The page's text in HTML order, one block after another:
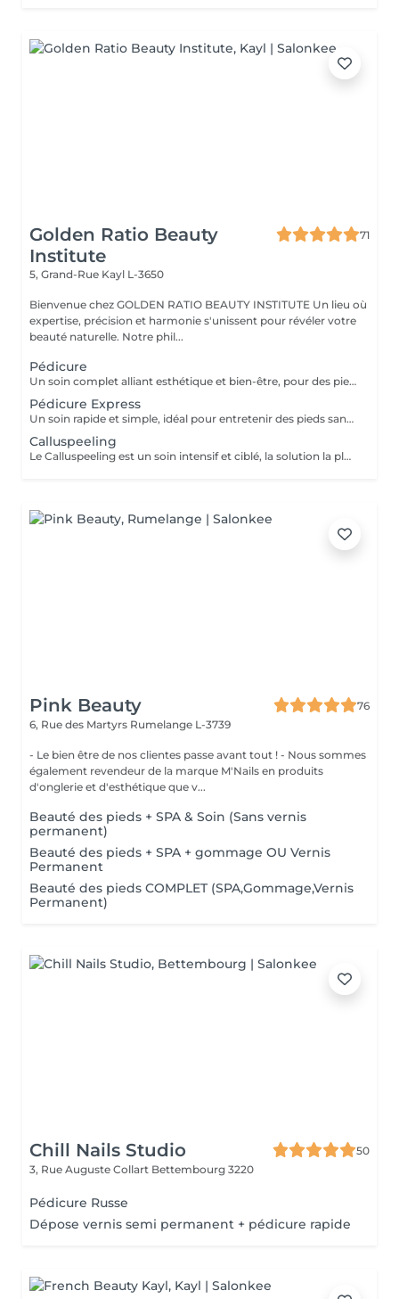
Golden Ratio Beauty
Institute
71
5, Grand-Rue Kayl L-3650
Bienvenue chez GOLDEN RATIO BEAUTY INSTITUTE Un lieu où
expertise, précision et harmonie s'unissent pour révéler votre
beauté naturelle. Notre phil...
Pédicure
Un soin complet alliant esthétique et bien-être, pour des pieds sains, soignés et confortables. Inclus : Coupe et limage des ongles Soin des cuticules Traitement des ongles incarnés, callosités, cors et plus encore. Ponçage des talons Résultat : des pieds nets, légers et soulagés, avec une finition soignée et confortable au quotidien. Un soin essentiel pour allier beauté, confort et prévention.
Pédicure Express
Un soin rapide et simple, idéal pour entretenir des pieds sans problème particulier. Inclus : coupe et limage des ongles, soin des cuticules. Résultat : des pieds propres et soignés, sans traitement spécifique des callosités ou ongles incarnés. Durée : environ 30 minutes. Parfait pour une mise au point rapide et esthétique entre deux soins complets.
Calluspeeling
Le Calluspeeling est un soin intensif et ciblé, la solution la plus puissante pour éliminer les callosités, fissures et crevasses des pieds. Bénéfices : réparation en profondeur, adoucissement extrême et confort durable. Résultat : des pieds visiblement régénérés, sans douleurs ni inconforts. Un traitement incontournable pour retrouver des pieds sains et parfaitement lisses.
Pink Beauty
76
6, Rue des Martyrs Rumelange L-3739
- Le bien être de nos clientes passe avant tout ! - Nous sommes
également revendeur de la marque M'Nails en produits
d'onglerie et d'esthétique que v...
Beauté des pieds + SPA & Soin (Sans vernis
permanent)
Beauté des pieds + SPA + gommage OU Vernis
Permanent
Beauté des pieds COMPLET (SPA,Gommage,Vernis
Permanent)
Chill Nails Studio
50
3, Rue Auguste Collart Bettembourg 3220
Pédicure Russe
Dépose vernis semi permanent + pédicure rapide